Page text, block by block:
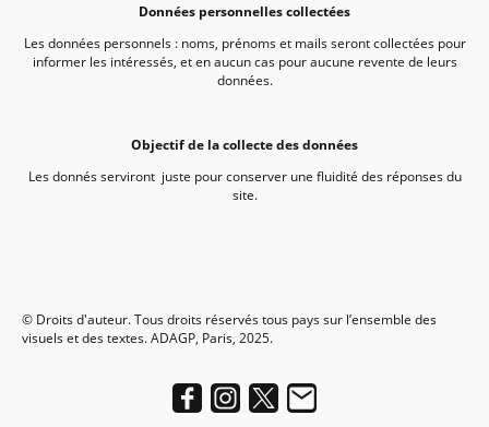
Données personnelles collectées
Les données personnels : noms, prénoms et mails seront collectées pour
informer les intéressés, et en aucun cas pour aucune revente de leurs
données.
Objectif de la collecte des données
Les donnés serviront juste pour conserver une fluidité des réponses du
site.
© Droits d'auteur. Tous droits réservés tous pays sur l’ensemble des
visuels et des textes. ADAGP, Paris, 2025.